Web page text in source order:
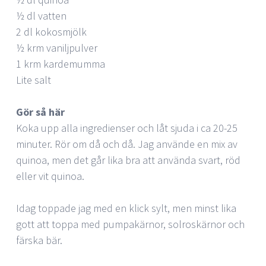
½ dl vatten
2 dl kokosmjölk
½ krm vaniljpulver
1 krm kardemumma
Lite salt
Gör så här
Koka upp alla ingredienser och låt sjuda i ca 20-25
minuter. Rör om då och då. Jag använde en mix av
quinoa, men det går lika bra att använda svart, röd
eller vit quinoa.
Idag toppade jag med en klick sylt, men minst lika
gott att toppa med pumpakärnor, solroskärnor och
färska bär.